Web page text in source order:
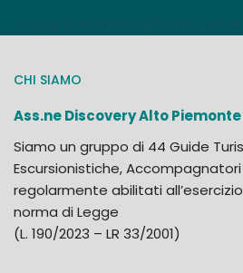
CHI SIAMO
Ass.ne Discovery Alto Piemonte
Siamo un gruppo di 44 Guide
Escursionistiche,
regolarmente abilitati
norma di Legge
(L. 190/2023 – LR 33/2001)